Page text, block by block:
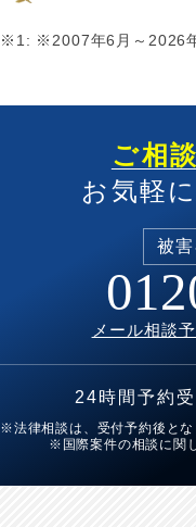
※1: ※2007年6月～ 2026
ご相
お気軽
被
メール相談
24時間予約
※法律相談は、受付予約後とな
※国際案件の相談に関